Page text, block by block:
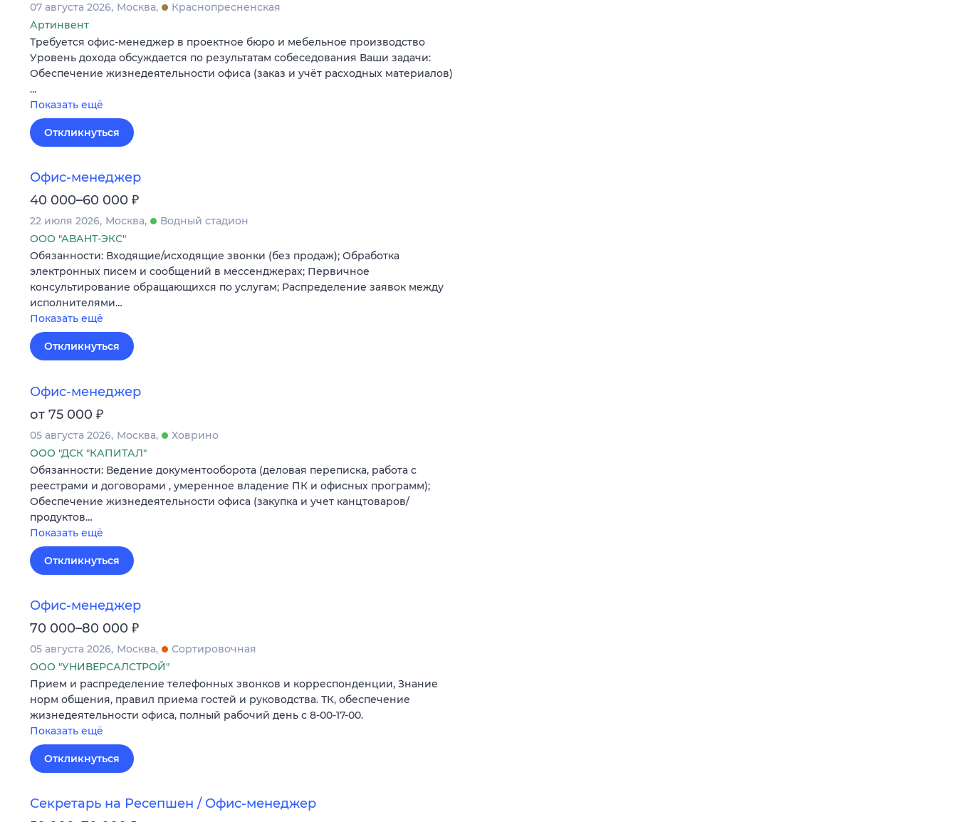
07 августа 2026 Москва
Краснопресненская
Артинвент
Требуется офис-менеджер в проектное бюро и мебельное производство
Уровень дохода обсуждается по результатам собеседования Ваши задачи:
Обеспечение жизнедеятельности офиса (заказ и учёт расходных материалов)
…
Показать ещё
Откликнуться
Офис-менеджер
40 000–60 000 ₽
22 июля 2026 Москва
Водный стадион
ООО "АВАНТ-ЭКС"
Обязанности: Входящие/исходящие звонки (без продаж); Обработка
электронных писем и сообщений в мессенджерах; Первичное
консультирование обращающихся по услугам; Распределение заявок между
исполнителями…
Показать ещё
Откликнуться
Офис-менеджер
от 75 000 ₽
05 августа 2026 Москва
Ховрино
ООО "ДСК "КАПИТАЛ"
Обязанности: Ведение документооборота (деловая переписка, работа с
реестрами и договорами , умеренное владение ПК и офисных программ);
Обеспечение жизнедеятельности офиса (закупка и учет канцтоваров/
продуктов…
Показать ещё
Откликнуться
Офис-менеджер
70 000–80 000 ₽
05 августа 2026 Москва
Сортировочная
ООО "УНИВЕРСАЛСТРОЙ"
Прием и распределение телефонных звонков и корреспонденции, Знание
норм общения, правил приема гостей и руководства. ТК, обеспечение
жизнедеятельности офиса, полный рабочий день с 8-00-17-00.
Показать ещё
Откликнуться
Секретарь на Ресепшен / Офис-менеджер